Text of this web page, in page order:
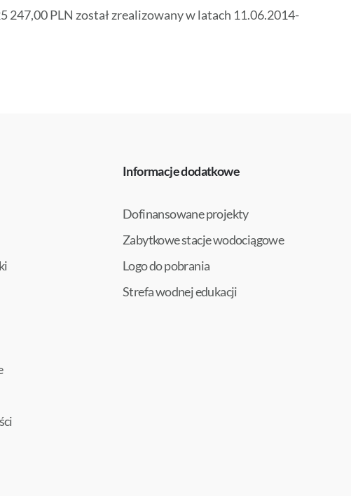
PLN został zrealizowany w latach 11.06.2014-
Informacje dodatkowe
Dofinansowane projekty
Zabytkowe stacje wodociągowe
Logo do pobrania
Strefa wodnej edukacji